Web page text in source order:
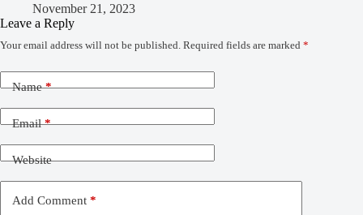
November 21, 2023
Leave a Reply
Your email address will not be published. Required fields are marked *
Name*
Email*
Website
Add Comment *